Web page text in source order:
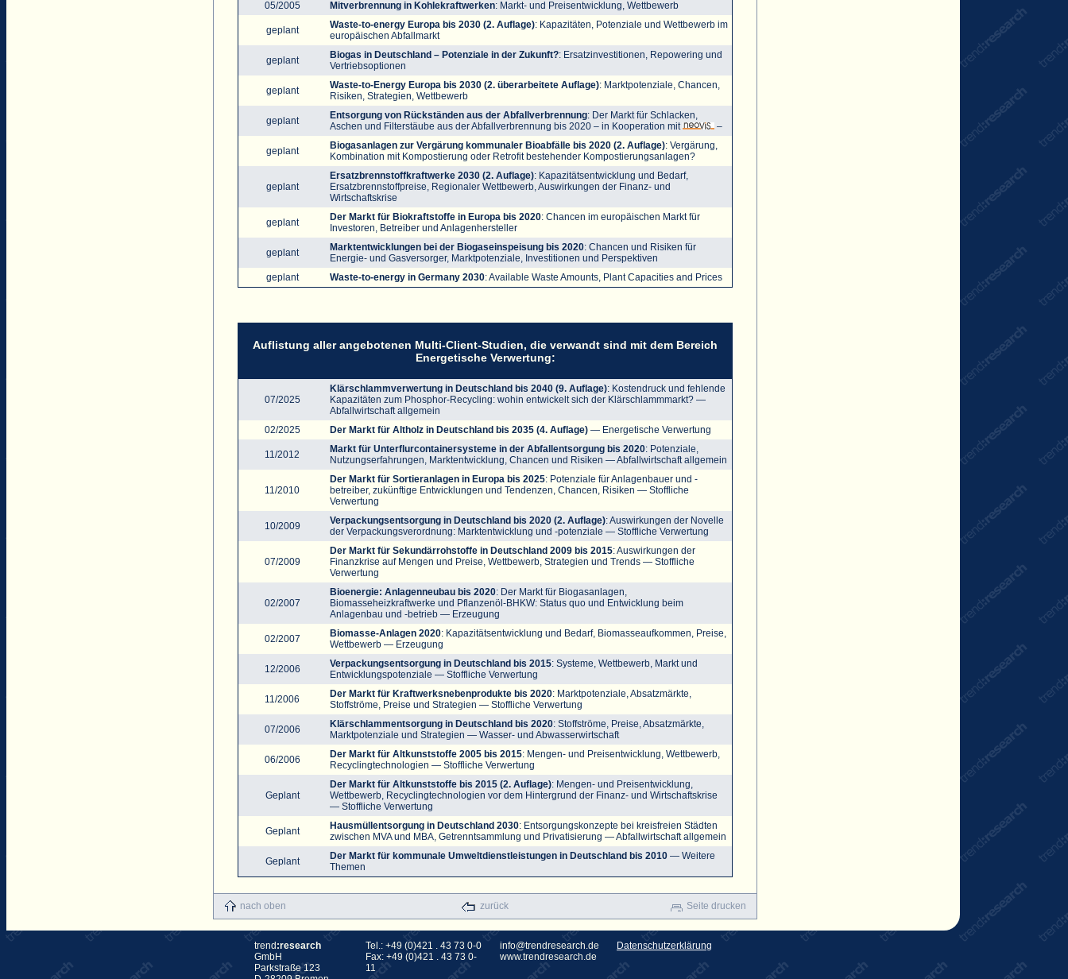
05/2005
Mitverbrennung in Kohlekraftwerken: Markt- und Preisentwicklung, Wettbewerb
geplant Waste-to-energy Europa bis 2030 (2. Auflage): Kapazitäten, Potenziale und Wettbewerb im
europäischen Abfallmarkt
geplant Biogas in Deutschland – Potenziale in der Zukunft?: Ersatzinvestitionen, Repowering und
Vertriebsoptionen
geplant Waste-to-Energy Europa bis 2030 (2. überarbeitete Auflage): Marktpotenziale, Chancen,
Risiken, Strategien, Wettbewerb
geplant Entsorgung von Rückständen aus der Abfallverbrennung: Der Markt für Schlacken,
Aschen und Filterstäube aus der Abfallverbrennung bis 2020 – in Kooperation mit
–
geplant Biogasanlagen zur Vergärung kommunaler Bioabfälle bis 2020 (2. Auflage): Vergärung,
Kombination mit Kompostierung oder Retrofit bestehender Kompostierungsanlagen?
geplant
Ersatzbrennstoffkraftwerke 2030 (2. Auflage): Kapazitätsentwicklung und Bedarf,
Ersatzbrennstoffpreise, Regionaler Wettbewerb, Auswirkungen der Finanz- und
Wirtschaftskrise
geplant Der Markt für Biokraftstoffe in Europa bis 2020: Chancen im europäischen Markt für
Investoren, Betreiber und Anlagenhersteller
geplant Marktentwicklungen bei der Biogaseinspeisung bis 2020: Chancen und Risiken für
Energie- und Gasversorger, Marktpotenziale, Investitionen und Perspektiven
geplant
Waste-to-energy in Germany 2030: Available Waste Amounts, Plant Capacities and Prices
Auflistung aller angebotenen Multi-Client-Studien, die verwandt sind mit dem Bereich
Energetische Verwertung:
07/2025
Klärschlammverwertung in Deutschland bis 2040 (9. Auflage): Kostendruck und fehlende
Kapazitäten zum Phosphor-Recycling: wohin entwickelt sich der Klärschlammmarkt? —
Abfallwirtschaft allgemein
02/2025
Der Markt für Altholz in Deutschland bis 2035 (4. Auflage) — Energetische Verwertung
11/2012 Markt für Unterflurcontainersysteme in der Abfallentsorgung bis 2020: Potenziale,
Nutzungserfahrungen, Marktentwicklung, Chancen und Risiken — Abfallwirtschaft allgemein
11/2010
Der Markt für Sortieranlagen in Europa bis 2025: Potenziale für Anlagenbauer und -
betreiber, zukünftige Entwicklungen und Tendenzen, Chancen, Risiken — Stoffliche
Verwertung
10/2009 Verpackungsentsorgung in Deutschland bis 2020 (2. Auflage): Auswirkungen der Novelle
der Verpackungsverordnung: Marktentwicklung und -potenziale — Stoffliche Verwertung
07/2009
Der Markt für Sekundärrohstoffe in Deutschland 2009 bis 2015: Auswirkungen der
Finanzkrise auf Mengen und Preise, Wettbewerb, Strategien und Trends — Stoffliche
Verwertung
02/2007
Bioenergie: Anlagenneubau bis 2020: Der Markt für Biogasanlagen,
Biomasseheizkraftwerke und Pflanzenöl-BHKW: Status quo und Entwicklung beim
Anlagenbau und -betrieb — Erzeugung
02/2007 Biomasse-Anlagen 2020: Kapazitätsentwicklung und Bedarf, Biomasseaufkommen, Preise,
Wettbewerb — Erzeugung
12/2006 Verpackungsentsorgung in Deutschland bis 2015: Systeme, Wettbewerb, Markt und
Entwicklungspotenziale — Stoffliche Verwertung
11/2006 Der Markt für Kraftwerksnebenprodukte bis 2020: Marktpotenziale, Absatzmärkte,
Stoffströme, Preise und Strategien — Stoffliche Verwertung
07/2006 Klärschlammentsorgung in Deutschland bis 2020: Stoffströme, Preise, Absatzmärkte,
Marktpotenziale und Strategien — Wasser- und Abwasserwirtschaft
06/2006 Der Markt für Altkunststoffe 2005 bis 2015: Mengen- und Preisentwicklung, Wettbewerb,
Recyclingtechnologien — Stoffliche Verwertung
Geplant
Der Markt für Altkunststoffe bis 2015 (2. Auflage): Mengen- und Preisentwicklung,
Wettbewerb, Recyclingtechnologien vor dem Hintergrund der Finanz- und Wirtschaftskrise
— Stoffliche Verwertung
Geplant Hausmüllentsorgung in Deutschland 2030: Entsorgungskonzepte bei kreisfreien Städten
zwischen MVA und MBA, Getrenntsammlung und Privatisierung — Abfallwirtschaft allgemein
Geplant Der Markt für kommunale Umweltdienstleistungen in Deutschland bis 2010 — Weitere
Themen
nach oben zurück Seite drucken
trend:research
GmbH
Parkstraße 123
Tel.: +49 (0)421 . 43 73 0-0
Fax: +49 (0)421 . 43 73 0-
11
info@trendresearch.de
www.trendresearch.de
Datenschutzerklärung